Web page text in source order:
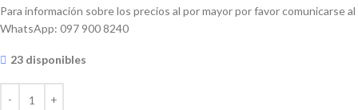
Para información sobre los precios al por mayor por favor comunicarse al
WhatsApp: 097 900 8240
23 disponibles